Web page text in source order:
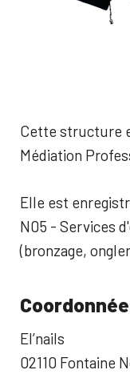
Cette structure
Médiation
Elle est
N05 - Services
(bronzage,
El’nails
02110 Fontaine